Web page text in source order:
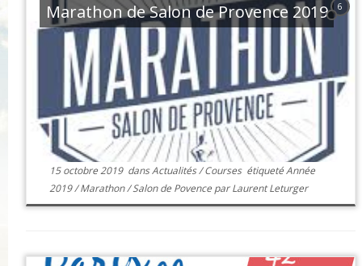
6
Marathon de Salon de Provence 2019
15 octobre 2019dansActualités/Courses étiquetéAnnée
2019/Marathon/Salon de Povence parLaurent Leturger